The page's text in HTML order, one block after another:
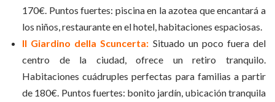
170€. Puntos fuertes: piscina en la azotea que encantará a
los niños, restaurante en el hotel, habitaciones espaciosas.
Il Giardino della Scuncerta: Situado un poco fuera del
centro de la ciudad, ofrece un retiro tranquilo.
Habitaciones cuádruples perfectas para familias a partir
de 180€. Puntos fuertes: bonito jardín, ubicación tranquila